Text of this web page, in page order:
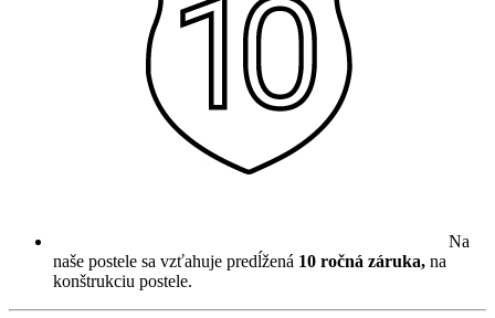
Na
naše postele sa vzťahuje predĺžená 10 ročná záruka, na
konštrukciu postele.